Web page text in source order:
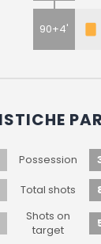
90+4'
Possession
Total shots
Shots on
target